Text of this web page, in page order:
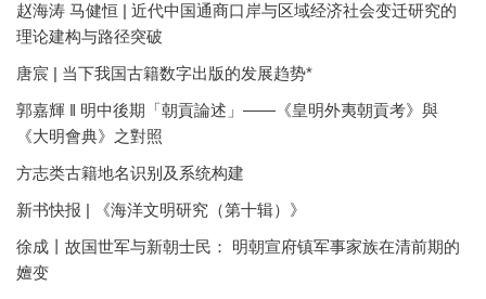
赵海涛 马健恒 | 近代中国通商口岸与区域经济社会变迁研究的
理论建构与路径突破
唐宸 | 当下我国古籍数字出版的发展趋势*
郭嘉輝 ‖ 明中後期「朝貢論述」——《皇明外夷朝貢考》與
《大明會典》之對照
方志类古籍地名识别及系统构建
新书快报 | 《海洋文明研究（第十辑）》
徐成丨故国世军与新朝士民： 明朝宣府镇军事家族在清前期的
嬗变